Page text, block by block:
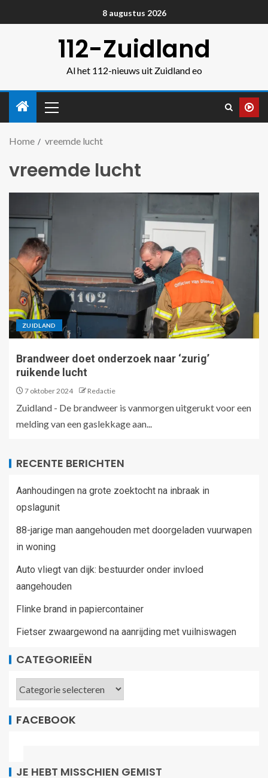
8 augustus 2026
112-Zuidland
Al het 112-nieuws uit Zuidland eo
Home vreemde lucht
vreemde lucht
ZUIDLAND
Brandweer doet onderzoek naar ‘zurig’
ruikende lucht
7 oktober 2024 Redactie
Zuidland - De brandweer is vanmorgen uitgerukt voor een
melding van een gaslekkage aan...
RECENTE BERICHTEN
Aanhoudingen na grote zoektocht na inbraak in
opslagunit
88-jarige man aangehouden met doorgeladen vuurwapen
in woning
Auto vliegt van dijk: bestuurder onder invloed
aangehouden
Flinke brand in papiercontainer
Fietser zwaargewond na aanrijding met vuilniswagen
CATEGORIEËN
FACEBOOK
JE HEBT MISSCHIEN GEMIST